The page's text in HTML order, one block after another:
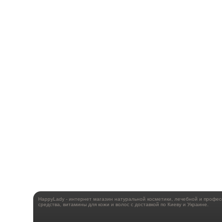
HappyLady - интернет магазин натуральной косметики, лечебной и
средства, витамины для кожи и волос с доставкой по Киеву и Украине.